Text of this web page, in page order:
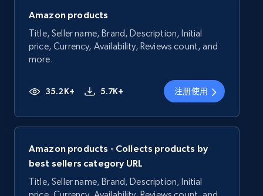
Amazon products
Title, Seller name, Brand, Description, Initial
price, Currency, Availability, Reviews count, and
more.
35.2K+ 5.7K+ 注册使用
Amazon products - Collects products by
best sellers category URL
Title, Seller name, Brand, Description, Initial